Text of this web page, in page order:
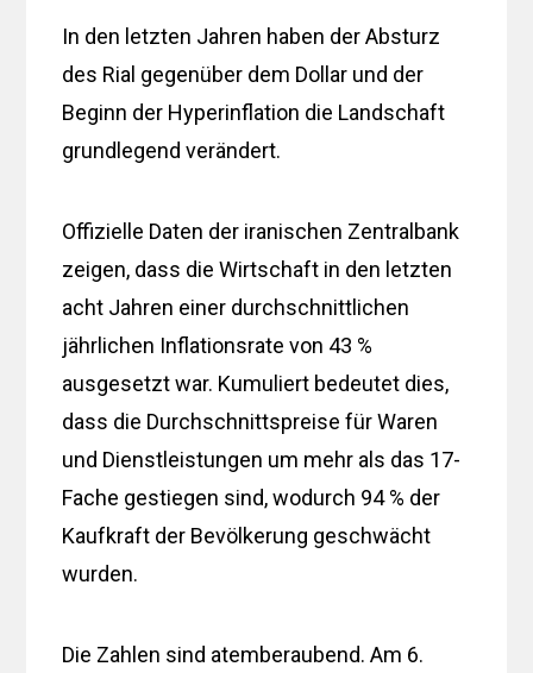
In den letzten Jahren haben der Absturz
des Rial gegenüber dem Dollar und der
Beginn der Hyperinflation die Landschaft
grundlegend verändert.
Offizielle Daten der iranischen Zentralbank
zeigen, dass die Wirtschaft in den letzten
acht Jahren einer durchschnittlichen
jährlichen Inflationsrate von 43 %
ausgesetzt war. Kumuliert bedeutet dies,
dass die Durchschnittspreise für Waren
und Dienstleistungen um mehr als das 17-
Fache gestiegen sind, wodurch 94 % der
Kaufkraft der Bevölkerung geschwächt
wurden.
Die Zahlen sind atemberaubend. Am 6.